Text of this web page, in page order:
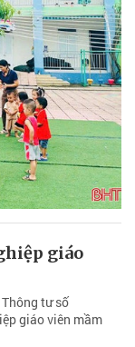
giáo
tư số
giáo viên mầm